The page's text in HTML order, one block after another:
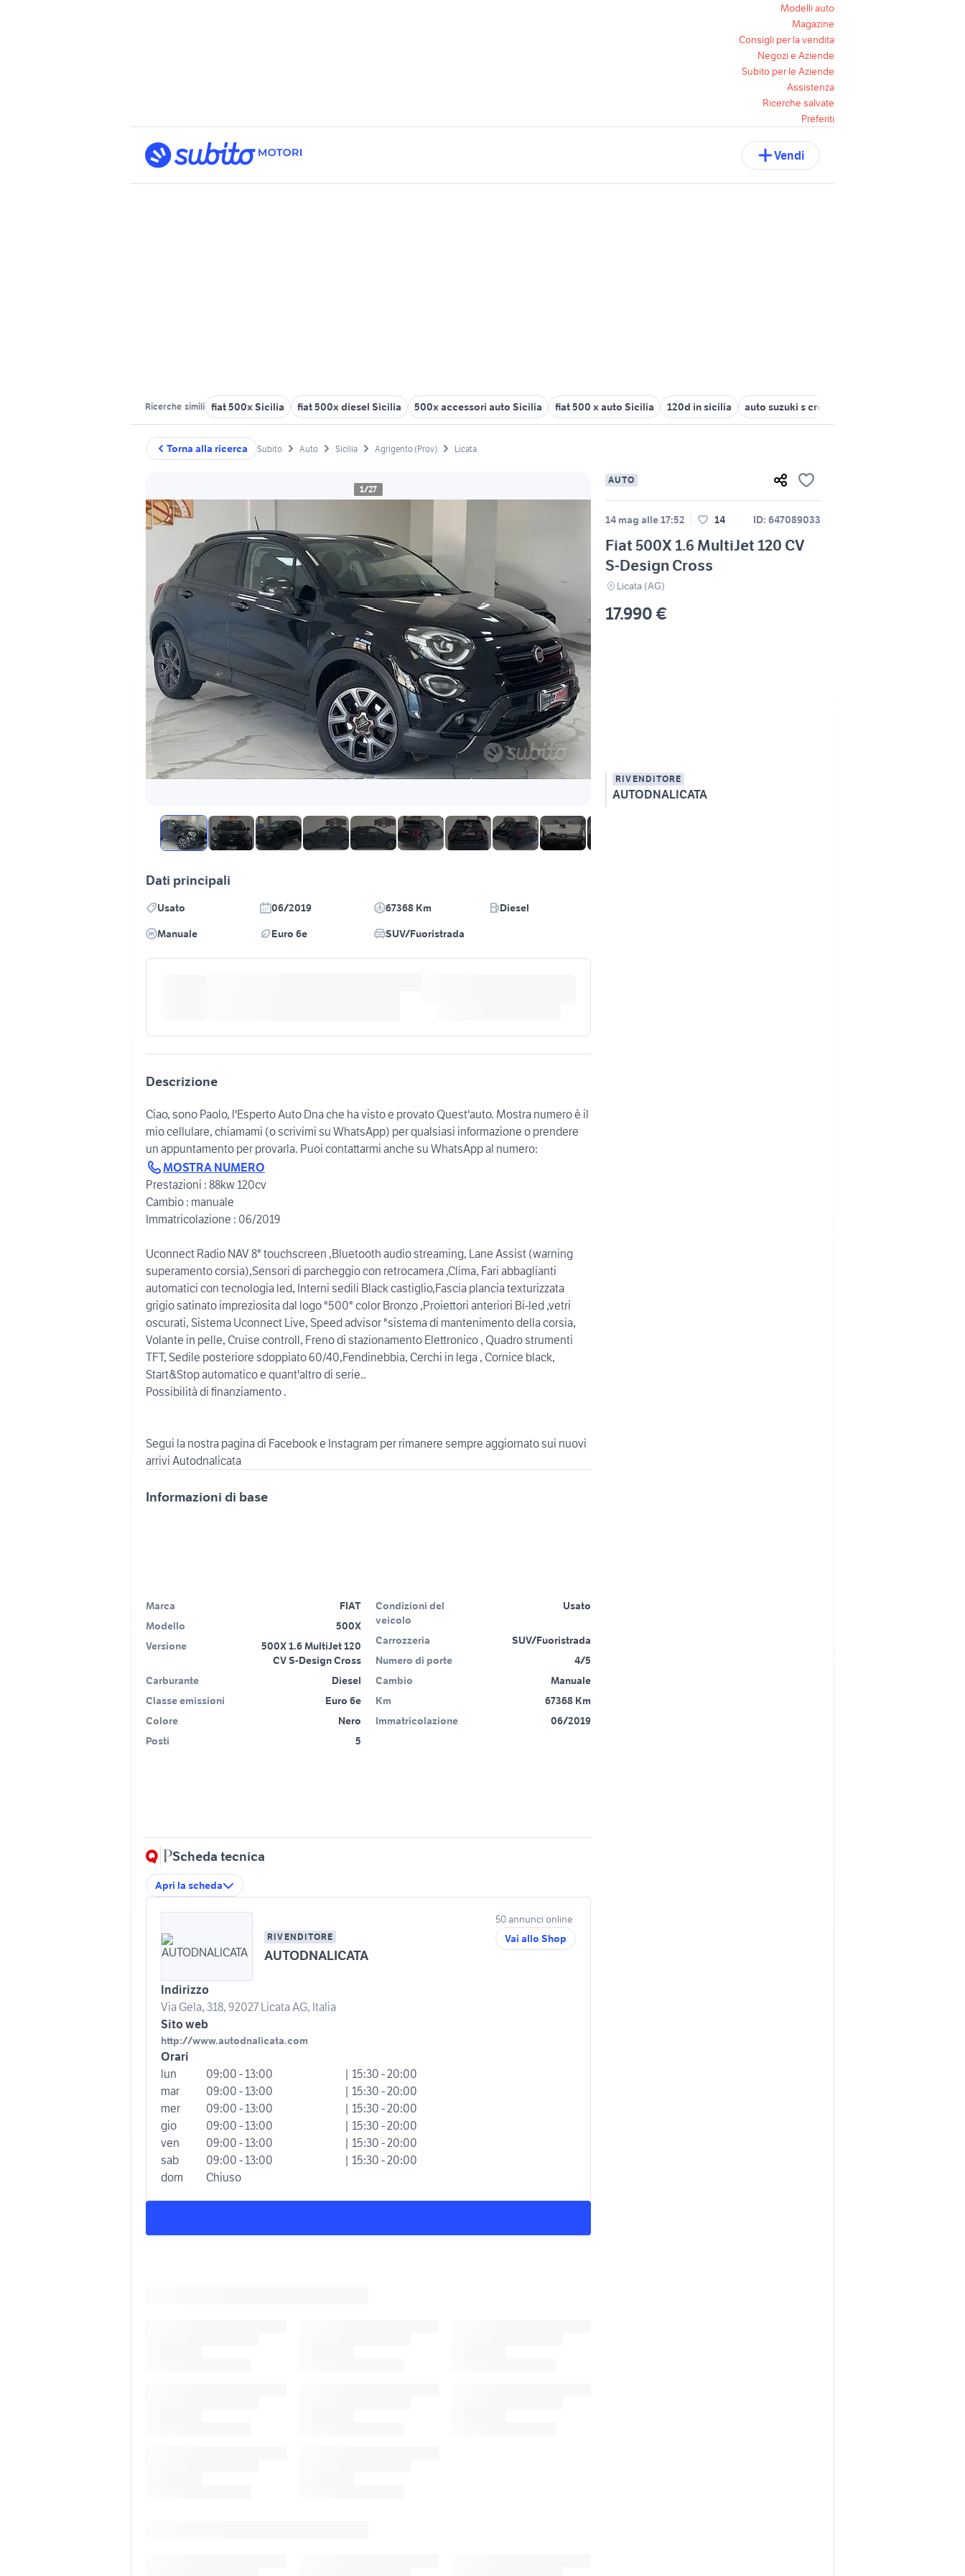
Modelli auto
Magazine
Consigli per la vendita
Negozi e Aziende
Subito per le Aziende
Assistenza
Ricerche salvate
Preferiti
Vendi
Ricerche simili fiat 500x Sicilia fiat 500x diesel Sicilia 500x accessori auto Sicilia fiat 500 x auto Sicilia 120d in sicilia auto suzuki s cross Sicilia
Torna alla ricerca Subito Auto Sicilia Agrigento (Prov) Licata
1/27
AUTO
14 mag alle 17:52 14 ID: 647089033
Fiat 500X 1.6 MultiJet 120 CV
S-Design Cross
Licata (AG)
17.990 €
RIVENDITORE
AUTODNALICATA
Dati principali
Usato 06/2019 67368 Km
Diesel
Manuale
Euro 6e SUV/Fuoristrada
Descrizione
Ciao, sono Paolo, l'Esperto Auto Dna che ha visto e provato Quest'auto. Mostra numero è il
mio cellulare, chiamami (o scrivimi su WhatsApp) per qualsiasi informazione o prendere
un appuntamento per provarla. Puoi contattarmi anche su WhatsApp al numero:
MOSTRA NUMERO
Prestazioni : 88kw 120cv
Cambio : manuale
Immatricolazione : 06/2019
Uconnect Radio NAV 8" touchscreen ,Bluetooth audio streaming, Lane Assist (warning
superamento corsia),Sensori di parcheggio con retrocamera ,Clima, Fari abbaglianti
automatici con tecnologia led, Interni sedili Black castiglio,Fascia plancia texturizzata
grigio satinato impreziosita dal logo "500" color Bronzo ,Proiettori anteriori Bi-led ,vetri
oscurati, Sistema Uconnect Live, Speed advisor "sistema di mantenimento della corsia,
Volante in pelle, Cruise controll, Freno di stazionamento Elettronico , Quadro strumenti
TFT, Sedile posteriore sdoppiato 60/40,Fendinebbia, Cerchi in lega , Cornice black,
Start&Stop automatico e quant'altro di serie..
Possibilità di finanziamento .
Segui la nostra pagina di Facebook e Instagram per rimanere sempre aggiornato sui nuovi
Informazioni di base
Marca
FIAT
Modello
500X
Versione
500X 1.6 MultiJet 120
CV S-Design Cross
Carburante
Diesel
Classe emissioni
Euro 6e
Colore
Nero
Posti
5
Condizioni del
veicolo
Usato
Carrozzeria
SUV/Fuoristrada
Numero di porte
4/5
Cambio
Manuale
Km
67368 Km
Immatricolazione
06/2019
Scheda tecnica
Apri la scheda
RIVENDITORE
AUTODNALICATA
Indirizzo
Via Gela, 318, 92027 Licata AG, Italia
Sito web
http://www.autodnalicata.com
Orari
lun
09:00 - 13:00
| 15:30 - 20:00
mar
09:00 - 13:00
| 15:30 - 20:00
mer
09:00 - 13:00
| 15:30 - 20:00
gio
09:00 - 13:00
| 15:30 - 20:00
ven
09:00 - 13:00
| 15:30 - 20:00
sab
09:00 - 13:00
| 15:30 - 20:00
dom
Chiuso
50 annunci online
Vai allo Shop